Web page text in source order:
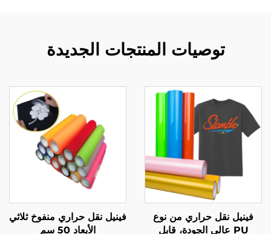
توصيات المنتجات الجديدة
فينيل نقل حراري من نوع
PU عالي الجودة، قابل
فينيل نقل حراري منفوخ ثلاثي
الأبعاد 50 سم